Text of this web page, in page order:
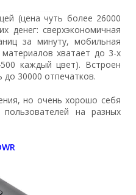
(цена чуть более 26000
денег: сверхэкономичная
за минуту, мобильная
хватает до 3-х
каждый цвет). Встроен
30000 отпечатков.
но очень хорошо себя
на разных